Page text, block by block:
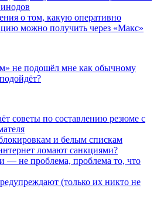
о том, какую оперативно
можно получить через «Макс»
не подошёл мне как обычному
советы по составлению резюме с
и белым спискам
ломают санкциями?
— не проблема, проблема то, что
(только их никто не